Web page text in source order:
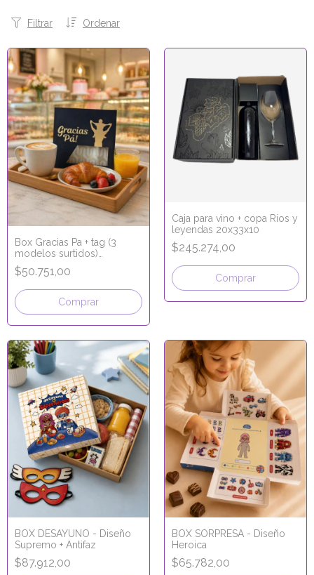
Ordenar
Filtrar
Box Gracias Pa + tag (3
modelos surtidos)
20x20x10
$50.751,00
Comprar
Caja para vino + copa Rios y
leyendas 20x33x10
$245.274,00
Comprar
BOX DESAYUNO - Diseño
Supremo + Antifaz
$87.912,00
BOX SORPRESA - Diseño
Heroica
$65.782,00